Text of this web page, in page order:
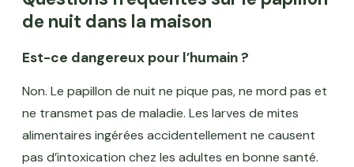
de nuit dans la maison
Est-ce dangereux pour l’humain ?
Non. Le papillon de nuit ne pique pas, ne mord pas et
ne transmet pas de maladie. Les larves de mites
alimentaires ingérées accidentellement ne causent
pas d’intoxication chez les adultes en bonne santé.